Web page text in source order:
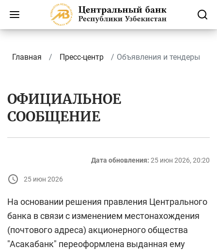
Главная Пресс-центр Объявления и тендеры
ОФИЦИАЛЬНОЕ
СООБЩЕНИЕ
Дата обновления: 25 июн 2026, 20:20
25 июн 2026
На основании решения правления Центрального
банка в связи с изменением местонахождения
(почтового адреса) акционерного общества
"Асакабанк" переоформлена выданная ему